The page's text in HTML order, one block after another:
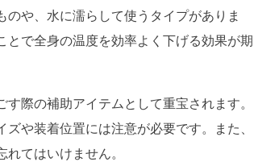
や、水に濡らして使うタイプがありま
で全身の温度を効率よく下げる効果が期
際の補助アイテムとして重宝されます。
や装着位置には注意が必要です。また、
てはいけません。